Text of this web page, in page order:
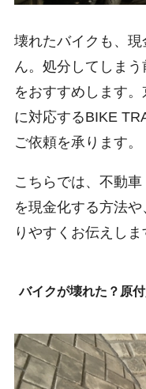
壊れたバイクも、
ん。処分してしま
をおすすめします
に対応するBIKE
ご依頼を承ります。
こちらでは、不動車
を現金化する方法
りやすくお伝えしま
バイクが壊れた？原